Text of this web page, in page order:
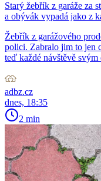
Starý žebřík z garáže za
a obývák vypadá jako z
Žebřík z garážového
polici. Zabralo jim to jen
teď každé návštěvě
adbz.cz
dnes, 18:35
2 min